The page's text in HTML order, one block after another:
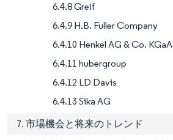
6.4.8 Greif
6.4.9 H.B. Fuller Company
6.4.10 Henkel AG & Co. KGaA
6.4.11 hubergroup
6.4.12 LD Davis
6.4.13 Sika AG
7. 市場機会と将来のトレンド